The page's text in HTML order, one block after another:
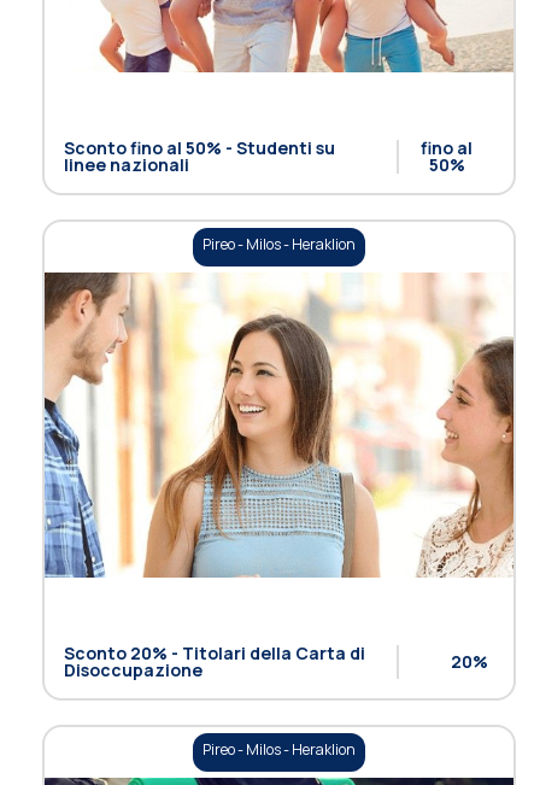
Sconto fino al 50% - Studenti su
linee nazionali
fino al
50%
Pireo - Milos - Heraklion
Sconto 20% - Titolari della Carta di
Disoccupazione 20%
Pireo - Milos - Heraklion